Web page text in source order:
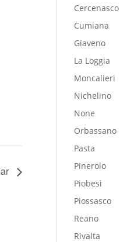
Cercenasco
Cumiana
Giaveno
La Loggia
Moncalieri
Nichelino
None
Orbassano
Pasta
Pinerolo
Piobesi
Piossasco
Reano
Rivalta